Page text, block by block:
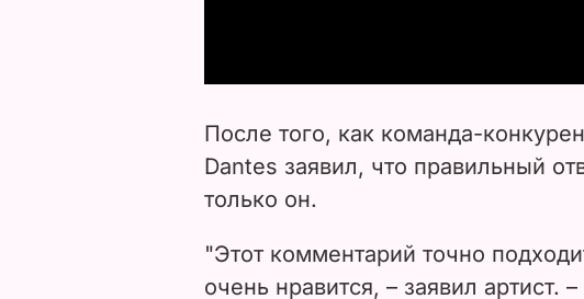
i
e
После того, как команда-
Dantes заявил, что правильный
только он.
"Этот комментарий точно
очень нравится, – заявил артист.